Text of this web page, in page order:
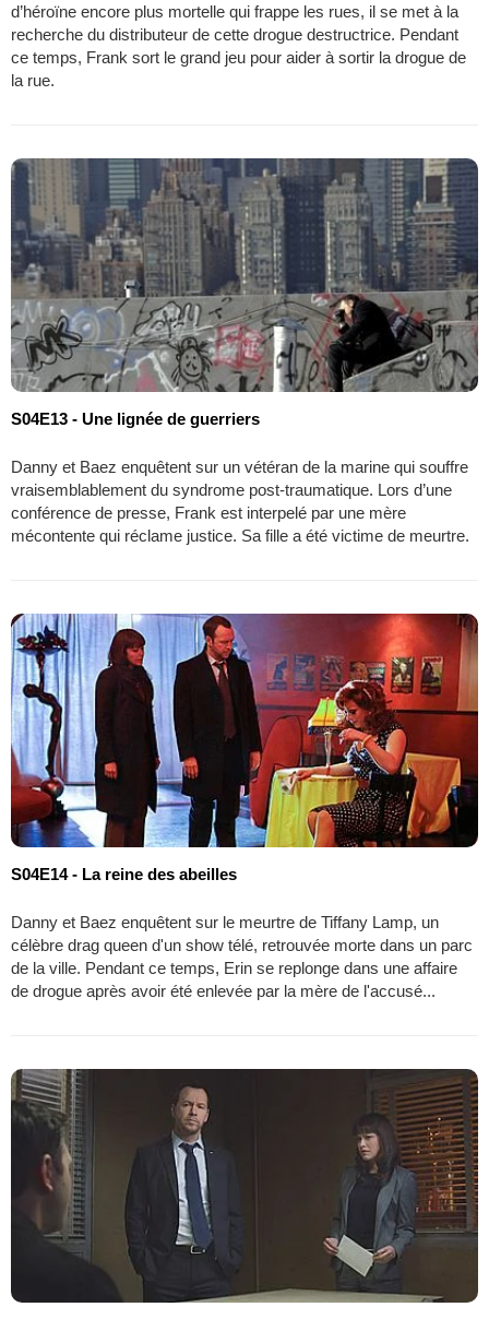
d’héroïne encore plus mortelle qui frappe les rues, il se met à la
recherche du distributeur de cette drogue destructrice. Pendant
ce temps, Frank sort le grand jeu pour aider à sortir la drogue de
la rue.
S04E13 - Une lignée de guerriers
Danny et Baez enquêtent sur un vétéran de la marine qui souffre
vraisemblablement du syndrome post-traumatique. Lors d’une
conférence de presse, Frank est interpelé par une mère
mécontente qui réclame justice. Sa fille a été victime de meurtre.
S04E14 - La reine des abeilles
Danny et Baez enquêtent sur le meurtre de Tiffany Lamp, un
célèbre drag queen d'un show télé, retrouvée morte dans un parc
de la ville. Pendant ce temps, Erin se replonge dans une affaire
de drogue après avoir été enlevée par la mère de l'accusé...